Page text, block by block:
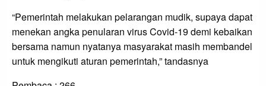
“Pemerintah melakukan pelarangan mudik, supaya dapat
menekan angka penularan virus Covid-19 demi kebaikan
bersama namun nyatanya masyarakat masih membandel
untuk mengikuti aturan pemerintah,” tandasnya